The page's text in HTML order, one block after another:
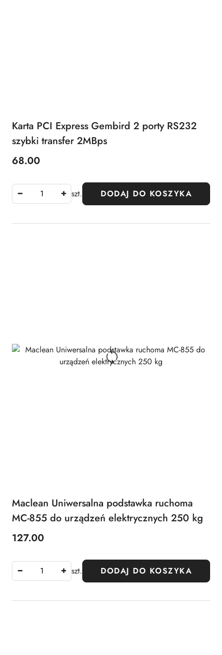
Karta PCI Express Gembird 2 porty RS232
szybki transfer 2MBps
Cena:
68.00
szt. DODAJ DO KOSZYKA
Maclean Uniwersalna podstawka ruchoma
MC-855 do urządzeń elektrycznych 250 kg
Cena:
127.00
szt. DODAJ DO KOSZYKA